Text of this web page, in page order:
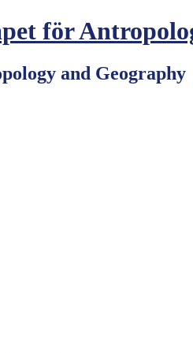
för
and Geography